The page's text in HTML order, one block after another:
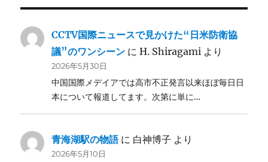
CCTV国際ニュースで見かけた“日米防衛協
議”のワンシーン にH. Shiragami より
2026年5月30日
中国国際メデイアでは高市不正発言以来ほぼ毎日日
本について報道してます。次第に単に…
青海湖駅の物語に 白神博子 より
2026年5月10日